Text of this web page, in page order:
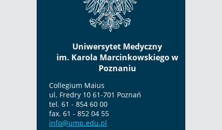
Uniwersytet Medyczny
im. Karola Marcinkowskiego w
Poznaniu
Collegium Maius
ul. Fredry 10 61-701 Poznań
tel. 61 - 854 60 00
fax. 61 - 852 04 55
info@ump.edu.pl